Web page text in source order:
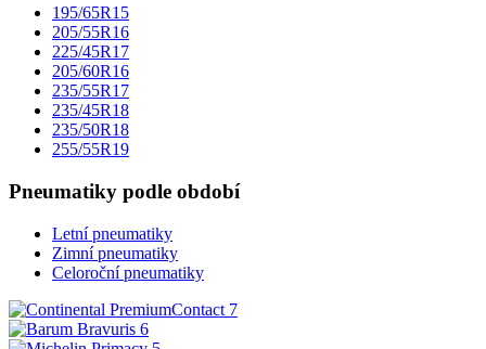
195/65R15
205/55R16
225/45R17
205/60R16
235/55R17
235/45R18
235/50R18
255/55R19
Pneumatiky podle období
Letní pneumatiky
Zimní pneumatiky
Celoroční pneumatiky